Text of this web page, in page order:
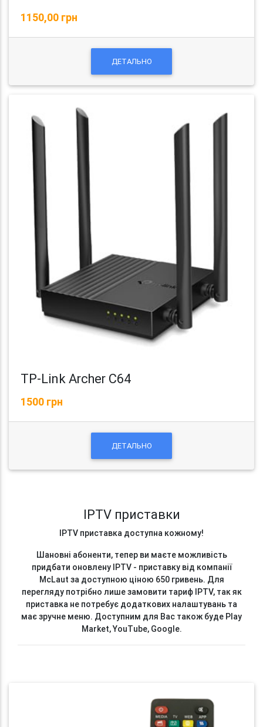
1150,00 грн
ДЕТАЛЬНО
TP-Link Archer C64
1500 грн
ДЕТАЛЬНО
IPTV приставки
IPTV приставка доступна кожному!
Шановні абоненти, тепер ви маєте можливість
придбати оновлену IPTV - приставку від компанії
McLaut за доступною ціною 650 гривень. Для
перегляду потрібно лише замовити тариф IPTV, так як
приставка не потребує додаткових налаштувань та
має зручне меню. Доступним для Вас також буде Play
Market, YouTube, Google.